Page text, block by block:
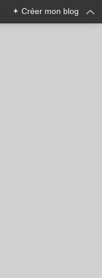
+ Créer mon blog